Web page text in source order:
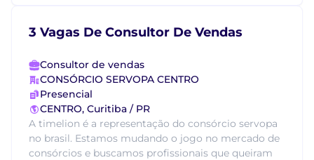
3 Vagas De Consultor De Vendas
Consultor de vendas
CONSÓRCIO SERVOPA CENTRO
Presencial
CENTRO, Curitiba / PR
A timelion é a representação do consórcio servopa
no brasil. Estamos mudando o jogo no mercado de
consórcios e buscamos profissionais que queiram